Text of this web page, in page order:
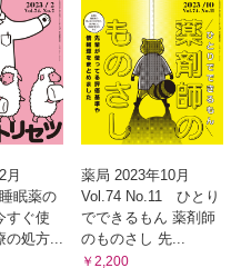
の言葉の意味は？ 〜大腸が
実用性
月
眠薬の
すぐ使
処方...
薬局 2023年10月
Vol.74 No.11 ひとり
でできるもん 薬剤師
のものさし 先...
￥2,200